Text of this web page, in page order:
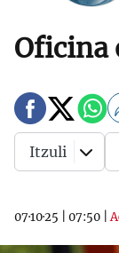
Oficina
07·10·25 07:50 |
Itzuli